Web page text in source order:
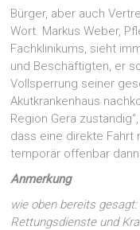
Bürger, aber auch
Wort. Markus Weber,
Fachklinikums, sieht
und Beschäftigten, er
Vollsperrung seiner
Akutkrankenhaus
Region Gera
dass eine direkte Fahrt
temporär offenbar
Anmerkung
wie oben bereits
Rettungsdienste und